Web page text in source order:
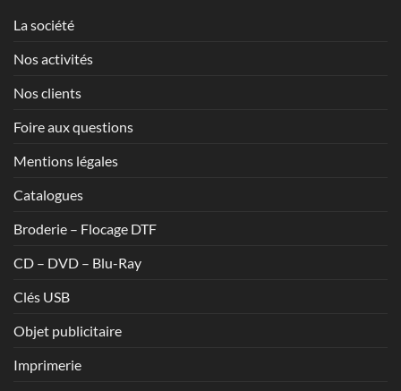
La société
Nos activités
Nos clients
Foire aux questions
Mentions légales
Catalogues
Broderie – Flocage DTF
CD – DVD – Blu-Ray
Clés USB
Objet publicitaire
Imprimerie